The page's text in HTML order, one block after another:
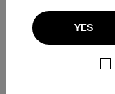
YES
3. Connettore
Testato per